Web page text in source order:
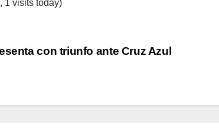
1 visits today)
con triunfo ante Cruz Azul